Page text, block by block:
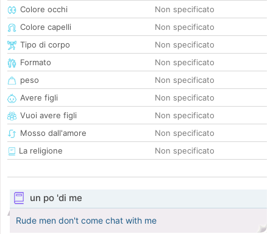
Colore occhi
Non specificato
Colore capelli
Non specificato
Tipo di corpo
Non specificato
Formato
Non specificato
peso
Non specificato
Avere figli
Non specificato
Vuoi avere figli
Non specificato
Mosso dall'amore
Non specificato
La religione
Non specificato
un po 'di me
Rude men don't come chat with me